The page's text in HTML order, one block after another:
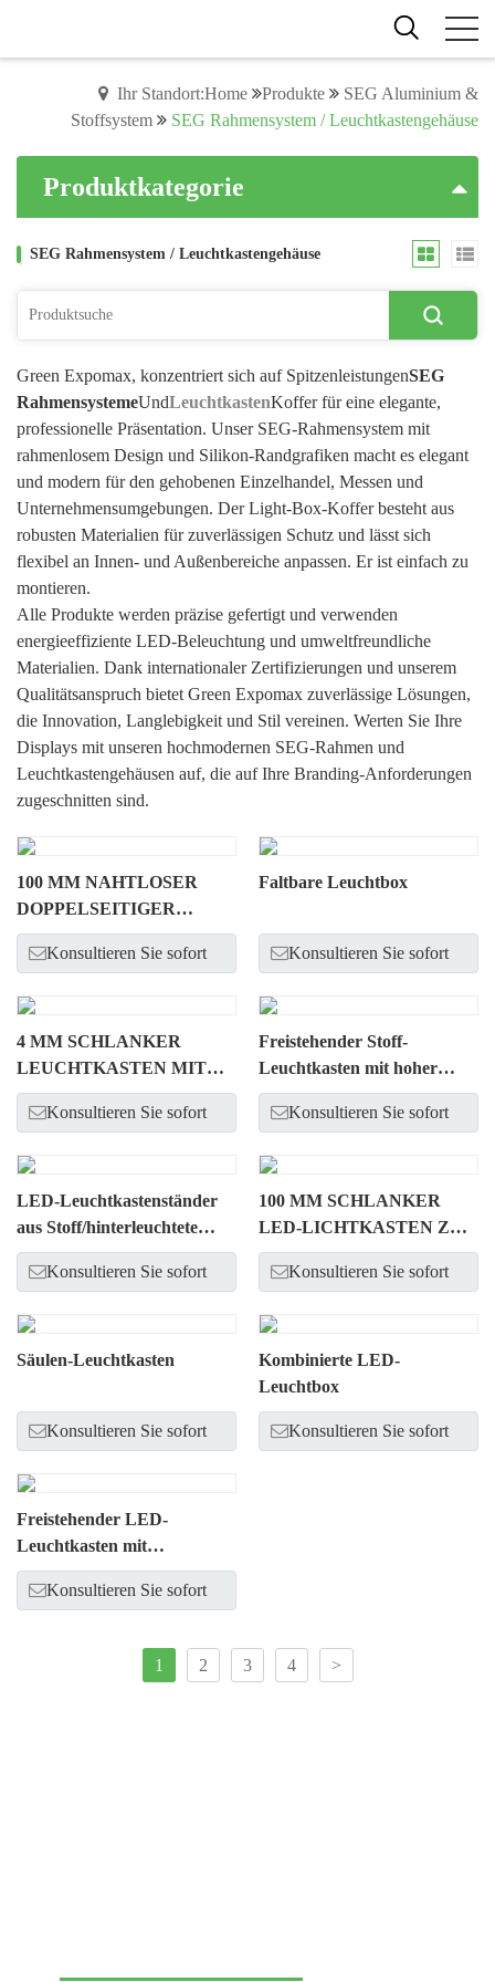
Ihr Standort:Home Produkte
SEG Aluminium &
Stoffsystem
SEG Rahmensystem / Leuchtkastengehäuse
Produktkategorie
SEG Rahmensystem / Leuchtkastengehäuse
Green Expomax, konzentriert sich auf SpitzenleistungenSEG
RahmensystemeUndLeuchtkastenKoffer für eine elegante,
professionelle Präsentation. Unser SEG-Rahmensystem mit
rahmenlosem Design und Silikon-Randgrafiken macht es elegant
und modern für den gehobenen Einzelhandel, Messen und
Unternehmensumgebungen. Der Light-Box-Koffer besteht aus
robusten Materialien für zuverlässigen Schutz und lässt sich
flexibel an Innen- und Außenbereiche anpassen. Er ist einfach zu
montieren.
Alle Produkte werden präzise gefertigt und verwenden
energieeffiziente LED-Beleuchtung und umweltfreundliche
Materialien. Dank internationaler Zertifizierungen und unserem
Qualitätsanspruch bietet Green Expomax zuverlässige Lösungen,
die Innovation, Langlebigkeit und Stil vereinen. Werten Sie Ihre
Displays mit unseren hochmodernen SEG-Rahmen und
Leuchtkastengehäusen auf, die auf Ihre Branding-Anforderungen
zugeschnitten sind.
100 MM NAHTLOSER
DOPPELSEITIGER
LEUCHTKASTEN MIT
HOCHLEISTUNGS-LED-
Konsultieren Sie sofort
Faltbare Leuchtbox
Konsultieren Sie sofort
4 MM SCHLANKER
LEUCHTKASTEN MIT
HINTERGRUNDBELEUCHTUNG
Konsultieren Sie sofort
Freistehender Stoff-
Leuchtkasten mit hoher
Qualität
Konsultieren Sie sofort
LED-Leuchtkastenständer
aus Stoff/hinterleuchtete
Wand
Konsultieren Sie sofort
100 MM SCHLANKER
LED-LICHTKASTEN ZUR
WANDMONTAGE
Konsultieren Sie sofort
Säulen-Leuchtkasten
Konsultieren Sie sofort
Kombinierte LED-
Leuchtbox
Konsultieren Sie sofort
Freistehender LED-
Leuchtkasten mit
hochwertiger
Konsultieren Sie sofort
1 2 3 4 >